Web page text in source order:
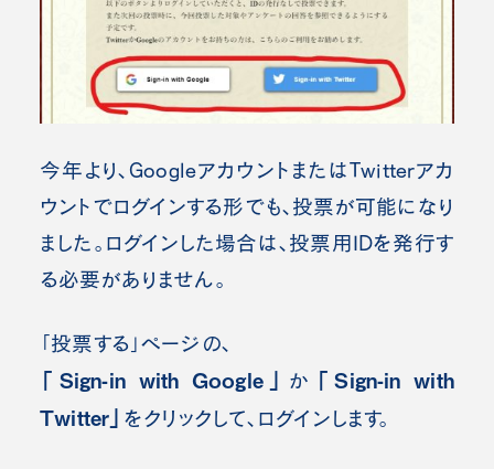
今年より、GoogleアカウントまたはTwitterアカ
ウントでログインする形でも、投票が可能になり
ました。 ログインした場合は、投票用IDを発行す
る必要がありません。
「投票する」ページの、
「Sign-in with Google」 か
「Sign-in with
Twitter」 をクリックして、ログインします。